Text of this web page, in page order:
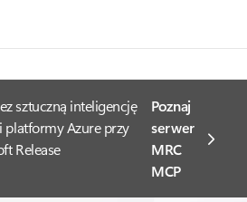
sztuczną inteligencję
platformy Azure przy
Release
Poznaj
serwer
MRC
MCP